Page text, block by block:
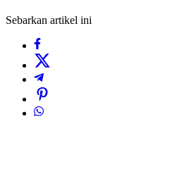
Sebarkan artikel ini